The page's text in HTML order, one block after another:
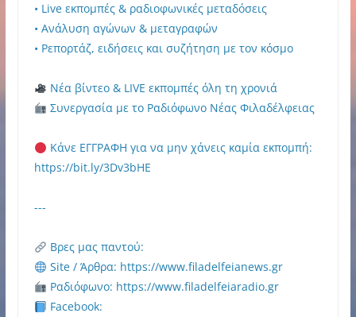
• Live εκπομπές & ραδιοφωνικές μεταδόσεις
• Ανάλυση αγώνων & μεταγραφών
• Ρεπορτάζ, ειδήσεις και συζήτηση με τον κόσμο
Νέα βίντεο & LIVE εκπομπές όλη τη χρονιά
Συνεργασία με το Ραδιόφωνο Νέας Φιλαδέλφειας
Κάνε ΕΓΓΡΑΦΗ για να μην χάνεις καμία εκπομπή:
https://bit.ly/3Dv3bHE
---
Βρες μας παντού:
Site / Άρθρα: https://www.filadelfeianews.gr
Ραδιόφωνο: https://www.filadelfeiaradio.gr
Facebook: